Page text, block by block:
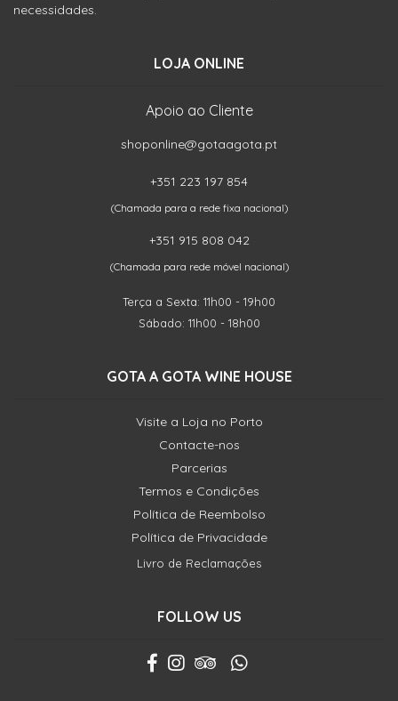
necessidades.
LOJA ONLINE
Apoio ao Cliente
shoponline@gotaagota.pt
+351 223 197 854
(Chamada para a rede fixa nacional)
+351 915 808 042
(Chamada para rede móvel nacional)
Terça a Sexta: 11h00 - 19h00
Sábado: 11h00 - 18h00
GOTA A GOTA WINE HOUSE
Visite a Loja no Porto
Contacte-nos
Parcerias
Termos e Condições
Política de Reembolso
Política de Privacidade
Livro de Reclamações
FOLLOW US